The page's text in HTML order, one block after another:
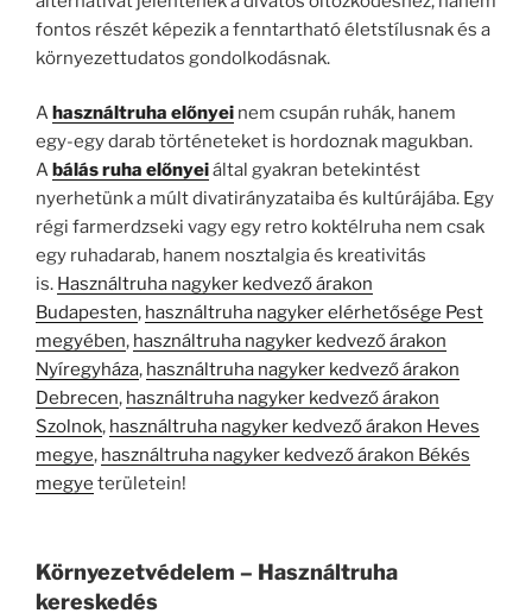
fontos részét képezik a fenntartható életstílusnak és a
környezettudatos gondolkodásnak.
Ahasználtruha előnyei nem csupán ruhák, hanem
egy-egy darab történeteket is hordoznak magukban.
Abálás ruha előnyeiáltal gyakran betekintést
nyerhetünk a múlt divatirányzataiba és kultúrájába. Egy
régi farmerdzseki vagy egy retro koktélruha nem csak
egy ruhadarab, hanem nosztalgia és kreativitás
is. Használtruha nagyker kedvező árakon
Budapesten, használtruha nagyker elérhetősége Pest
megyében, használtruha nagyker kedvező árakon
Nyíregyháza, használtruha nagyker kedvező árakon
Debrecen, használtruha nagyker kedvező árakon
Szolnok, használtruha nagyker kedvező árakon Heves
megye, használtruha nagyker kedvező árakon Békés
megye területein!
Környezetvédelem – Használtruha
kereskedés